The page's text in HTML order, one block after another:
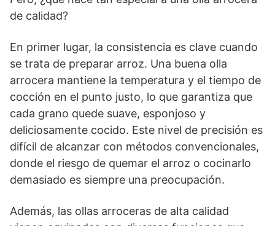
de calidad?
En primer lugar, la consistencia es clave cuando
se trata de preparar arroz. Una buena olla
arrocera mantiene la temperatura y el tiempo de
cocción en el punto justo, lo que garantiza que
cada grano quede suave, esponjoso y
deliciosamente cocido. Este nivel de precisión es
difícil de alcanzar con métodos convencionales,
donde el riesgo de quemar el arroz o cocinarlo
demasiado es siempre una preocupación.
Además, las ollas arroceras de alta calidad